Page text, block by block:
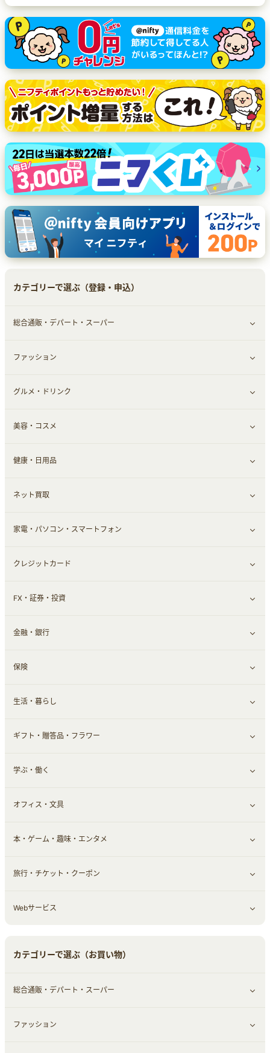
カテゴリーで選ぶ（登録・申込）
総合通販・デパート・スーパー
すべて見る
総合通販
ファッション
すべて見る
ファッション
インナー・下着
スーツ・フォーマル
グルメ・ドリンク
すべて見る
グルメ
お酒
食材宅配
ウォーターサーバー
美容・コスメ
すべて見る
ヘアケア
エステ・サロン
メンズ美容
健康・日用品
すべて見る
スポーツ・フィットネス
日用品・薬局・からだ
ネット買取
すべて見る
ネット買取
家電・パソコン・スマートフォン
すべて見る
家電・パソコン・ソフトウェア
通信・レンタルサーバー
スマホ・携帯電話・SIM
定額制有料コンテンツ
クレジットカード
すべて見る
クレジットカード
FX・証券・投資
すべて見る
証券
仮想通貨
その他投資
金融・銀行
銀行・ネット銀行
キャッシング・ローン
その他金融
保険
すべて見る
保険相談・面談
生活・暮らし
すべて見る
住まい・暮らし
不動産
引越し
エコ・エネルギー
車情報・カーシェア・レンタル
ギフト・贈答品・フラワー
すべて見る
ギフト・贈答品
学ぶ・働く
すべて見る
習い事・学習・学校
仕事・転職
オフィス・文具
すべて見る
オフィス・文具
本・ゲーム・趣味・エンタメ
すべて見る
ゲーム・趣味
旅行・チケット・クーポン
すべて見る
Webサービス
カテゴリーで選ぶ（お買い物）
総合通販・デパート・スーパー
すべて見る
ファッション